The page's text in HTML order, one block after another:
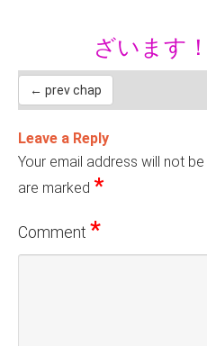
ざいます！
← prev chap
Leave a Reply
Your email address will not be
are marked *
Comment *